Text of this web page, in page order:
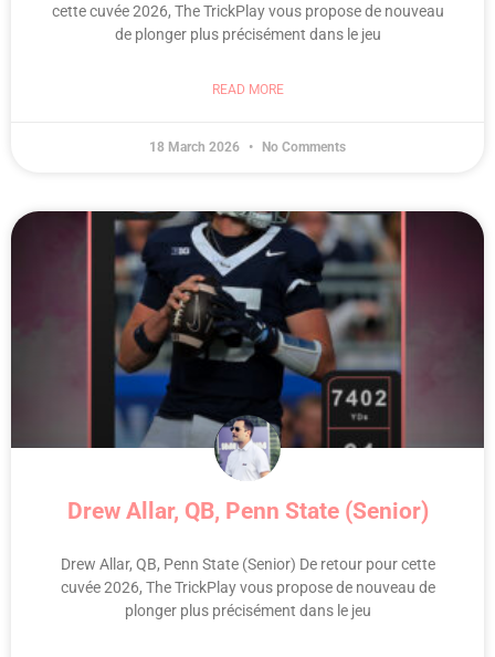
cette cuvée 2026, The TrickPlay vous propose de nouveau
de plonger plus précisément dans le jeu
READ MORE
18 March 2026 No Comments
Drew Allar, QB, Penn State (Senior)
Drew Allar, QB, Penn State (Senior) De retour pour cette
cuvée 2026, The TrickPlay vous propose de nouveau de
plonger plus précisément dans le jeu